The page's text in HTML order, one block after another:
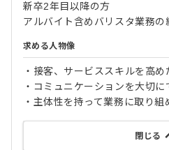
新卒2年目以降の方
アルバイト含めバリスタ業務
求める人物像
・接客、サービススキルを高め
・コミュニケーションを大切に
・主体性を持って業務に取り組
閉じる